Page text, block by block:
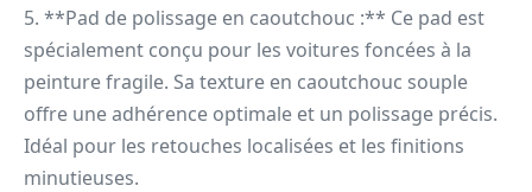
5. **Pad de polissage en caoutchouc :** Ce pad est
spécialement conçu pour les voitures foncées à la
peinture fragile. Sa texture en caoutchouc souple
offre une adhérence optimale et un polissage précis.
Idéal pour les retouches localisées et les finitions
minutieuses.